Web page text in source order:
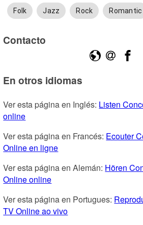
Folk Jazz Rock Romantic
Contacto
En otros idiomas
Ver esta página en Inglés: Listen
online
Ver esta página en Francés: Ecouter
Online en ligne
Ver esta página en Alemán: Hören
Online online
Ver esta página en Portugues:
TV Online ao vivo